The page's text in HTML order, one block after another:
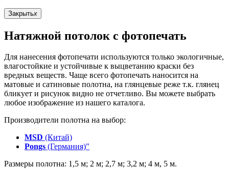
Закрытьx
Натяжной потолок с фотопечать
Для нанесения фотопечати используются только экологичные,
влагостойкие и устойчивые к выцветанию краски без
вредных веществ. Чаще всего фотопечать наносится на
матовые и сатиновые полотна, на глянцевые реже т.к. глянец
бликует и рисунок видно не отчетливо. Вы можете выбрать
любое изображение из нашего каталога.
Производители полотна на выбор:
MSD (Китай)
Pongs (Германия)"
Размеры полотна: 1,5 м; 2 м; 2,7 м; 3,2 м; 4 м, 5 м.